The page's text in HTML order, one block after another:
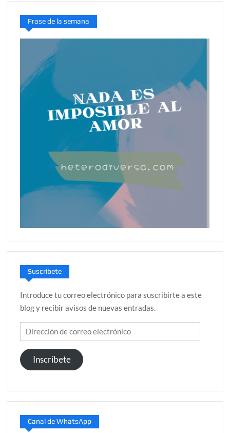
Frase de la semana
Suscríbete
Introduce tu correo electrónico para suscribirte a este
blog y recibir avisos de nuevas entradas.
Dirección
de
correo
electrónico
Inscríbete
Canal de WhatsApp